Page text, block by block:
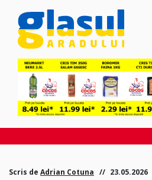
Scris de Adrian Cotuna 23.05.2026